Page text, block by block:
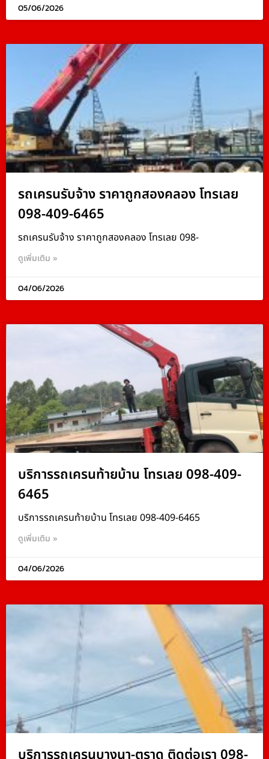
05/06/2026
รถเครนรับจ้าง ราคาถูกสองคลอง โทรเลย
098-409-6465
รถเครนรับจ้าง ราคาถูกสองคลอง โทรเลย 098-
ดูเพิ่มเติม »
04/06/2026
บริการรถเครนท้ายบ้าน โทรเลย 098-409-
6465
บริการรถเครนท้ายบ้าน โทรเลย 098-409-6465
ดูเพิ่มเติม »
04/06/2026